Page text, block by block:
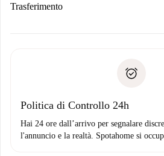
Se rifiutata: non ti addebiteremo
Domiciliazione del
Trasferimento
solo se non segnali problemi.
Politica di Controllo 24h
Hai 24 ore dall’arrivo per segnalare
l'annuncio e la realtà. Spotahome si